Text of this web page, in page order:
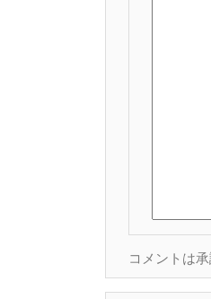
コメントは